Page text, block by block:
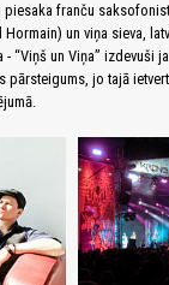
piesaka franču
Hormain) un viņa sieva,
“Viņš un Viņa” izdevuši
pārsteigums, jo tajā